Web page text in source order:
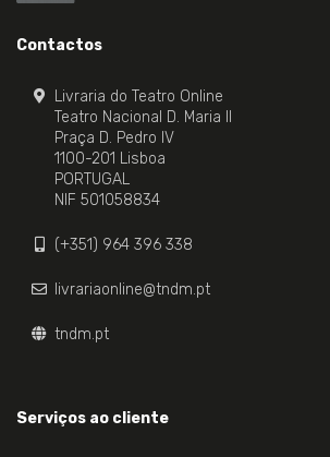
Contactos
Livraria do Teatro Online
Teatro Nacional D. Maria II
Praça D. Pedro IV
1100-201 Lisboa
PORTUGAL
NIF 501058834
(+351) 964 396 338
livrariaonline@tndm.pt
tndm.pt
Serviços ao cliente